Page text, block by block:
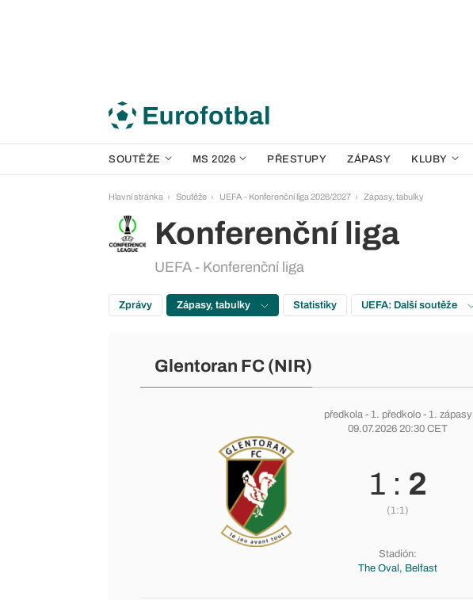
SOUTĚŽE MS 2026 PŘESTUPY ZÁPASY KLUBY
Hlavní stránka Soutěže UEFA - Konferenční liga 2026/2027 Zápasy, tabulky
Konferenční liga
UEFA - Konferenční liga
Zprávy Zápasy, tabulky Statistiky UEFA: Další soutěže
Glentoran FC (NIR)
předkola- 1. předkolo- 1. zápasy
09.07.2026 20:30 CET
1 : 2
(1:1)
Stadión:
The Oval, Belfast